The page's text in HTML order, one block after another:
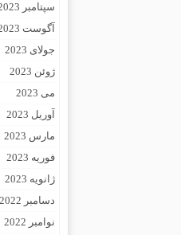
سپتامبر 2023
آگوست 2023
جولای 2023
ژوئن 2023
می 2023
آوریل 2023
مارس 2023
فوریه 2023
ژانویه 2023
دسامبر 2022
نوامبر 2022